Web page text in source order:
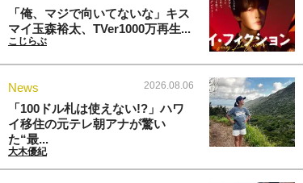
「俺、マジで向いてないな」キス
マイ玉森裕太、TVer1000万再生...
こじらぶ
News 2026.08.06
「100ドル札は使えない!?」ハワ
イ移住の元テレ朝アナが驚い
た“最...
大木優紀